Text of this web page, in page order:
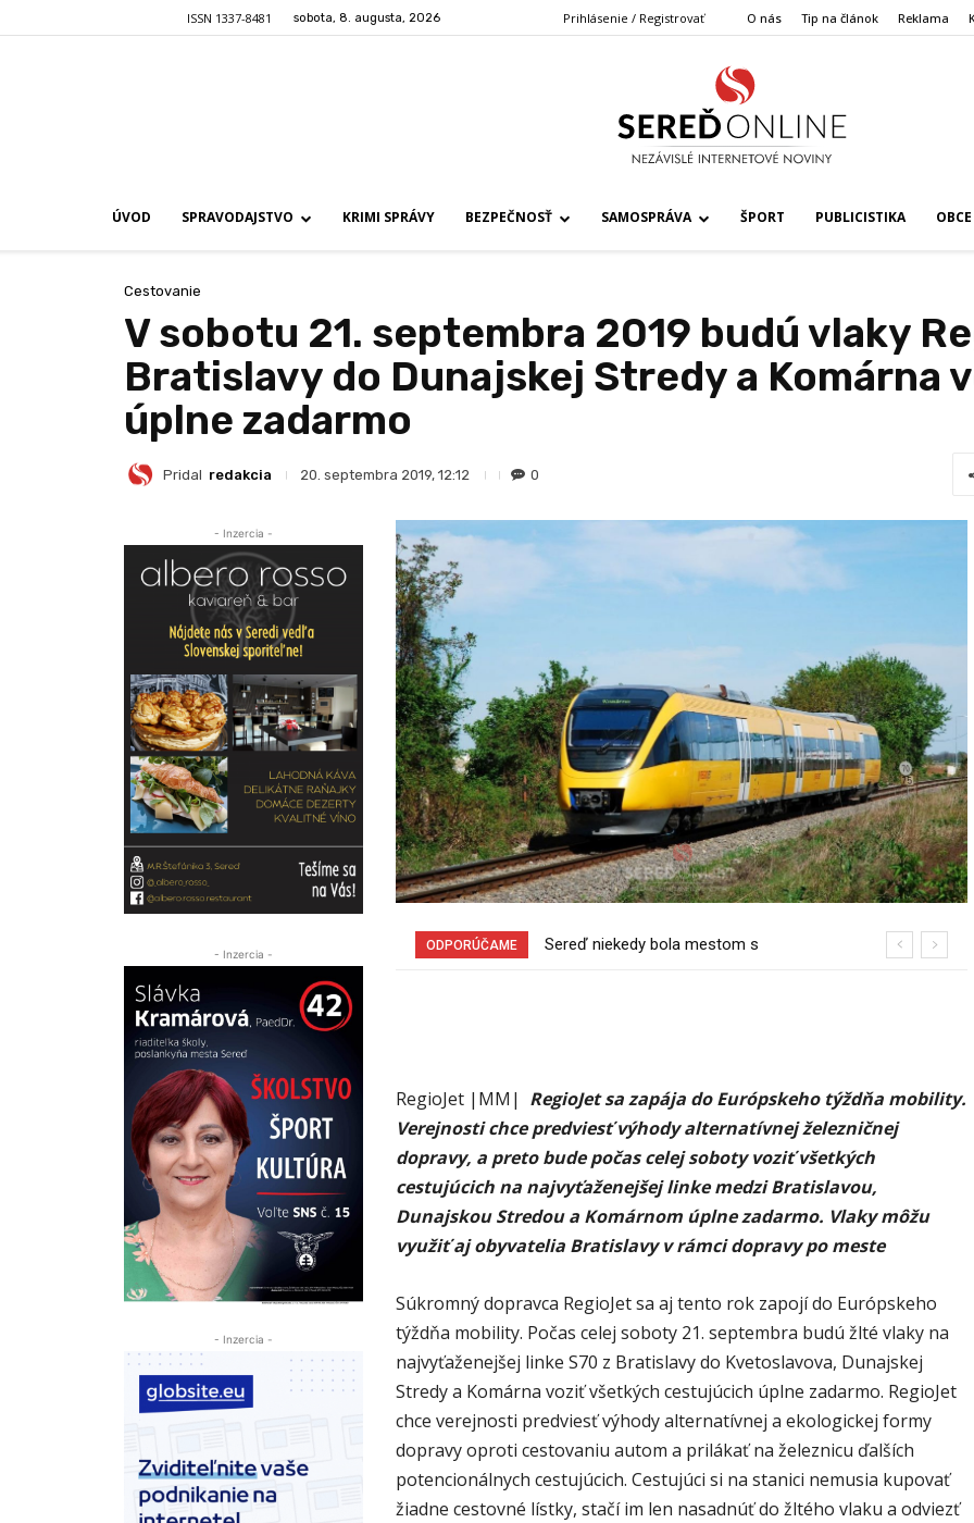
ISSN 1337-8481 sobota, 8. augusta, 2026 Prihlásenie / Registrovať O nás Tip na článok Reklama
ÚVOD SPRAVODAJSTVO KRIMI SPRÁVY BEZPEČNOSŤ SAMOSPRÁVA ŠPORT PUBLICISTIKA OBCE
Cestovanie
V sobotu 21. septembra 2019 budú vlaky
Bratislavy do Dunajskej Stredy a Komárna
úplne zadarmo
Pridal redakcia 20. septembra 2019, 12:12 0
- Inzercia -
- Inzercia -
- Inzercia -
ODPORÚČAME
Sereď niekedy bola mestom s
Pri venčení na Jesenského ulici mal
RegioJet |MM| RegioJet sa zapája do Európskeho týždňa mobility.
Verejnosti chce predviesť výhody alternatívnej železničnej
dopravy, a preto bude počas celej soboty voziť všetkých
cestujúcich na najvyťaženejšej linke medzi Bratislavou,
Dunajskou Stredou a Komárnom úplne zadarmo. Vlaky môžu
využiť aj obyvatelia Bratislavy v rámci dopravy po meste
Súkromný dopravca RegioJet sa aj tento rok zapojí do Európskeho
týždňa mobility. Počas celej soboty 21. septembra budú žlté vlaky na
najvyťaženejšej linke S70 z Bratislavy do Kvetoslavova, Dunajskej
Stredy a Komárna voziť všetkých cestujúcich úplne zadarmo. RegioJet
chce verejnosti predviesť výhody alternatívnej a ekologickej formy
dopravy oproti cestovaniu autom a prilákať na železnicu ďalších
potencionálnych cestujúcich. Cestujúci si na stanici nemusia kupovať
žiadne cestovné lístky, stačí im len nasadnúť do žltého vlaku a odviezť